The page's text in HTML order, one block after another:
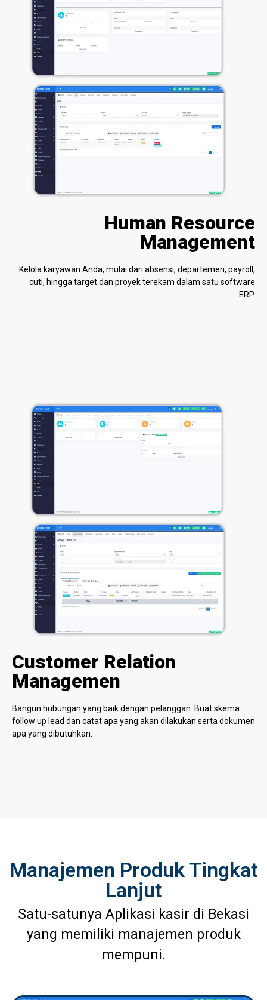
Human Resource
Management
Kelola karyawan Anda, mulai dari absensi, departemen, payroll,
cuti, hingga target dan proyek terekam dalam satu software
ERP.
Customer Relation
Managemen
Bangun hubungan yang baik dengan pelanggan. Buat skema
follow up lead dan catat apa yang akan dilakukan serta dokumen
apa yang dibutuhkan.
Manajemen Produk Tingkat
Lanjut
Satu-satunya Aplikasi kasir di Bekasi
yang memiliki manajemen produk
mempuni.